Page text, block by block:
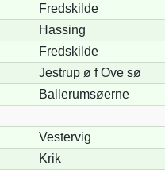
Fredskilde
Hassing
Fredskilde
Jestrup ø f Ove sø
Ballerumsøerne
Vestervig
Krik